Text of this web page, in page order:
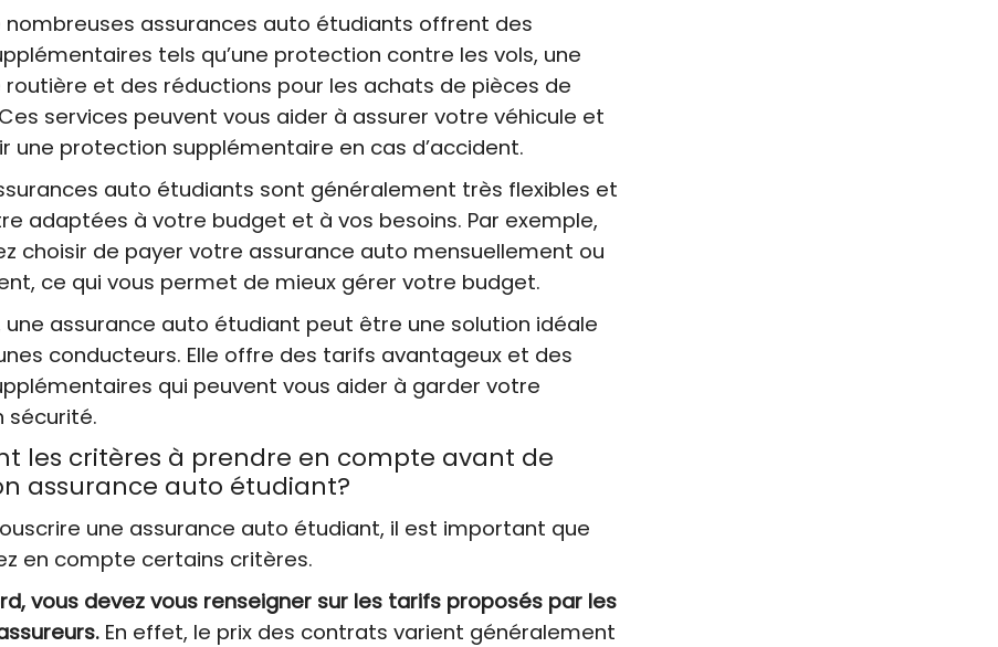
nombreuses assurances auto étudiants offrent des
tels qu’une protection contre les vols, une
routière et des réductions pour les achats de pièces de
services peuvent vous aider à assurer votre véhicule et
une protection supplémentaire en cas d’accident.
auto étudiants sont généralement très flexibles et
adaptées à votre budget et à vos besoins. Par exemple,
choisir de payer votre assurance auto mensuellement ou
ce qui vous permet de mieux gérer votre budget.
une assurance auto étudiant peut être une solution idéale
conducteurs. Elle offre des tarifs avantageux et des
qui peuvent vous aider à garder votre
sécurité.
les critères à prendre en compte avant de
assurance auto étudiant?
une assurance auto étudiant, il est important que
en compte certains critères.
vous devez vous renseigner sur les tarifs proposés par les
En effet, le prix des contrats varient généralement